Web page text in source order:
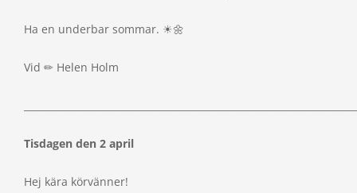
Ha en underbar sommar. ☀🌼
Vid ✏ Helen Holm
Tisdagen den 2 april
Hej kära körvänner!